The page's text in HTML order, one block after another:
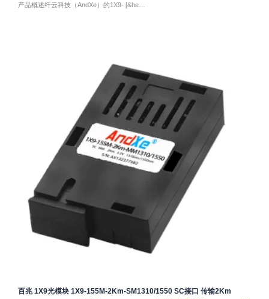
产品概述纤云科技（AndXe）的1X9- [&he…
百兆 1X9光模块 1X9-155M-2Km-SM1310/1550 SC接口 传输2Km